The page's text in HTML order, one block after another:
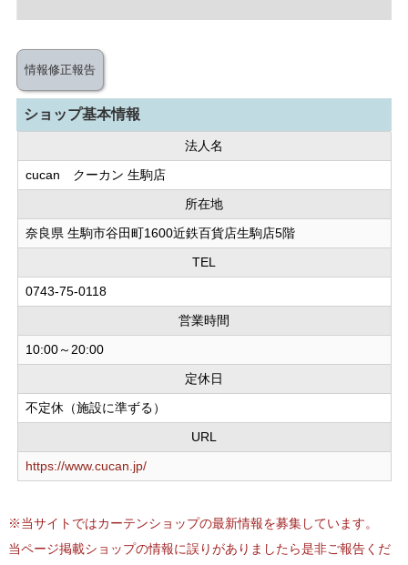
情報修正報告
ショップ基本情報
法人名
cucan クーカン 生駒店
所在地
奈良県 生駒市谷田町1600近鉄百貨店生駒店5階
TEL
0743-75-0118
営業時間
10:00～20:00
定休日
不定休（施設に準ずる）
URL
https://www.cucan.jp/
※当サイトではカーテンショップの最新情報を募集しています。
当ページ掲載ショップの情報に誤りがありましたら是非ご報告くだ